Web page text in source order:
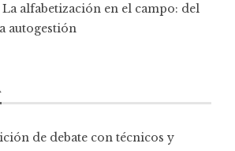
alfabetización en el campo: del
autogestión
de debate con técnicos y